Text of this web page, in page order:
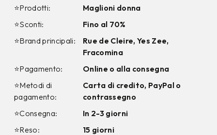
⭐Prodotti:
Maglioni donna
⭐Sconti:
Fino al 70%
⭐Brand principali:
Rue de Cleire, Yes Zee,
Fracomina
⭐Pagamento:
Online o alla consegna
⭐Metodi di
pagamento:
Carta di credito, PayPal o
contrassegno
⭐Consegna:
In 2-3 giorni
⭐Reso:
15 giorni